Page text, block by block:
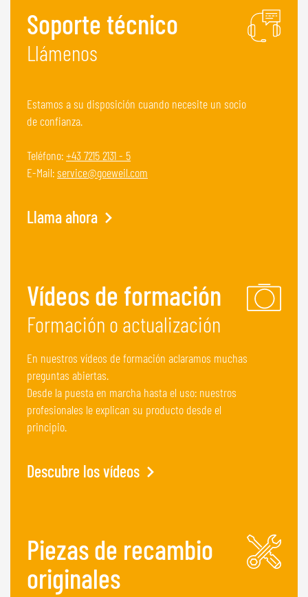
Soporte técnico
Llámenos
Estamos a su disposición cuando necesite un socio
de confianza.
Teléfono:+43 7215 2131 - 5
E-Mail: service@goeweil.com
Llama ahora
Vídeos de formación
Formación o actualización
En nuestros vídeos de formación aclaramos muchas
preguntas abiertas.
Desde la puesta en marcha hasta el uso: nuestros
profesionales le explican su producto desde el
principio.
Descubre los vídeos
Piezas de recambio
originales